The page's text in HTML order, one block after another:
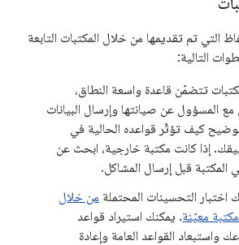
التي تم تقديمها من خلال المكتبات التابعة
التالية:
تتضمّن قاعدة واسعة النطاق،
المسؤول عن صيانتها وإرسال البيانات
كيف تؤثّر قواعده الحالية في
إذا كانت مكتبة خارجية، ابحث عن
المكتبة قبل إرسال المشاكل.
اختبار التحسينات المحتملة من خلال
معيّنة. يمكنك استيراد قواعد
واستبعاد القواعد العامة وإعادة